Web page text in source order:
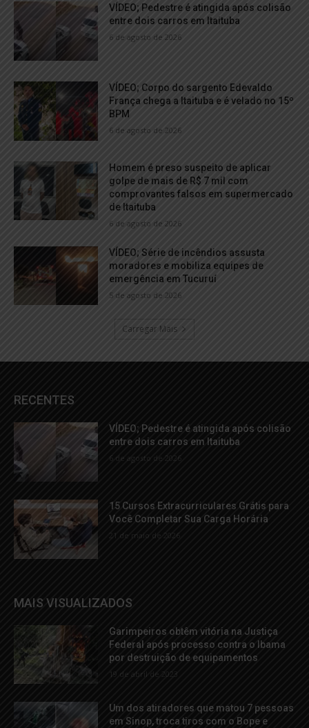
VÍDEO; Pedestre é atingida após colisão
entre dois carros em Itaituba
6 de agosto de 2026
VÍDEO; Corpo do sargento Edevaldo
França chega a Itaituba e é velado no 15º
BPM
6 de agosto de 2026
Homem é preso suspeito de aplicar
golpe de mais de R$ 7 mil com
comprovantes falsos em supermercado
de Itaituba
6 de agosto de 2026
VÍDEO; Série de incêndios assusta
moradores e mobiliza equipes de
emergência em Tucuruí
5 de agosto de 2026
Carregar Mais
RECENTES
VÍDEO; Pedestre é atingida após colisão
entre dois carros em Itaituba
6 de agosto de 2026
15 Cursos Extracurriculares Grátis para
Você Completar Sua Carga Horária
21 de maio de 2026
MAIS VISUALIZADOS
Garimpeiros obtêm vitória na Justiça
Federal após processo contra o Ibama
por destruição de equipamentos
19 de abril de 2023
Um dos atiradores que matou 7 pessoas
em Sinop, troca tiros com o Bope e